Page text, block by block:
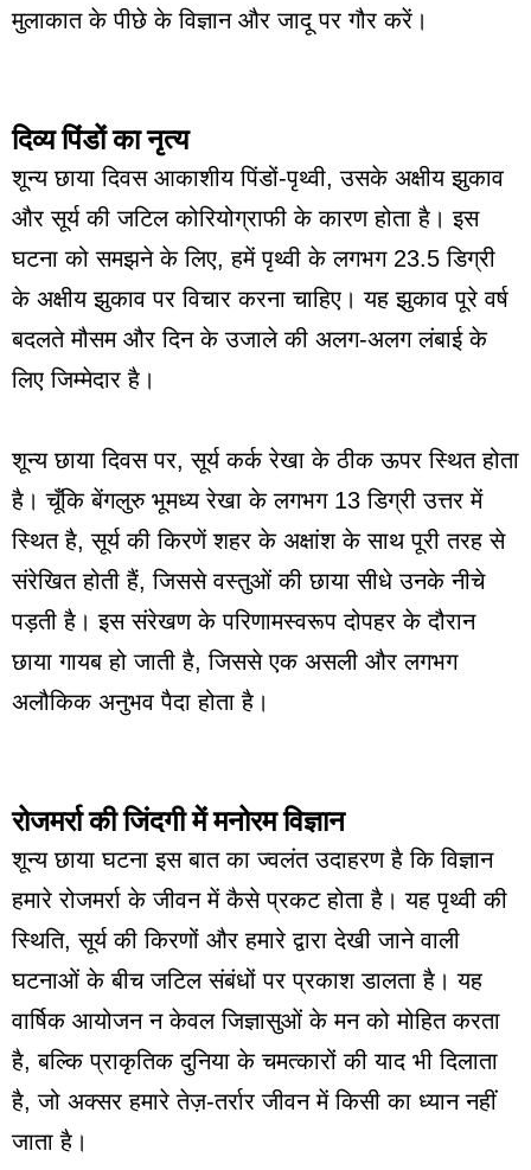
मुलाकात के पीछे के विज्ञान और जादू पर गौर करें।
दिव्य पिंडों का नृत्य
शून्य छाया दिवस आकाशीय पिंडों-पृथ्वी, उसके अक्षीय झुकाव
और सूर्य की जटिल कोरियोग्राफी के कारण होता है। इस
घटना को समझने के लिए, हमें पृथ्वी के लगभग 23.5 डिग्री
के अक्षीय झुकाव पर विचार करना चाहिए। यह झुकाव पूरे वर्ष
बदलते मौसम और दिन के उजाले की अलग-अलग लंबाई के
लिए जिम्मेदार है।
शून्य छाया दिवस पर, सूर्य कर्क रेखा के ठीक ऊपर स्थित होता
है। चूँकि बेंगलुरु भूमध्य रेखा के लगभग 13 डिग्री उत्तर में
स्थित है, सूर्य की किरणें शहर के अक्षांश के साथ पूरी तरह से
संरेखित होती हैं, जिससे वस्तुओं की छाया सीधे उनके नीचे
पड़ती है। इस संरेखण के परिणामस्वरूप दोपहर के दौरान
छाया गायब हो जाती है, जिससे एक असली और लगभग
अलौकिक अनुभव पैदा होता है।
रोजमर्रा की जिंदगी में मनोरम विज्ञान
शून्य छाया घटना इस बात का ज्वलंत उदाहरण है कि विज्ञान
हमारे रोजमर्रा के जीवन में कैसे प्रकट होता है। यह पृथ्वी की
स्थिति, सूर्य की किरणों और हमारे द्वारा देखी जाने वाली
घटनाओं के बीच जटिल संबंधों पर प्रकाश डालता है। यह
वार्षिक आयोजन न केवल जिज्ञासुओं के मन को मोहित करता
है, बल्कि प्राकृतिक दुनिया के चमत्कारों की याद भी दिलाता
है, जो अक्सर हमारे तेज़-तर्रार जीवन में किसी का ध्यान नहीं
जाता है।